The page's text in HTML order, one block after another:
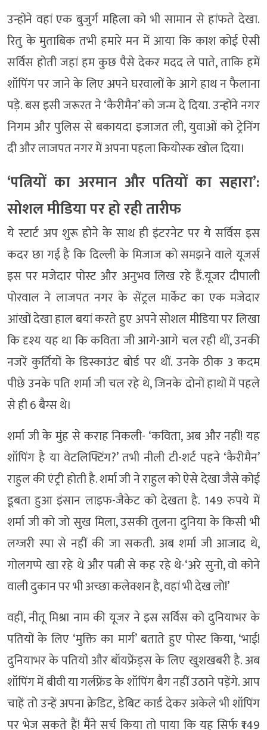
उन्होंने वहां एक बुजुर्ग महिला को भी सामान से हांफते देखा.
रितु के मुताबिक तभी हमारे मन में आया कि काश कोई ऐसी
सर्विस होती जहां हम कुछ पैसे देकर मदद ले पाते, ताकि हमें
शॉपिंग पर जाने के लिए अपने घरवालों के आगे हाथ न फैलाना
पड़े. बस इसी जरूरत ने ‘कैरीमैन’ को जन्म दे दिया. उन्होंने नगर
निगम और पुलिस से बकायदा इजाजत ली, युवाओं को ट्रेनिंग
दी और लाजपत नगर में अपना पहला कियोस्क खोल दिया।
‘पत्नियों का अरमान और पतियों का सहारा’:
सोशल मीडिया पर हो रही तारीफ
ये स्टार्ट अप शुरू होने के साथ ही इंटरनेट पर ये सर्विस इस
कदर छा गई है कि दिल्ली के मिजाज को समझने वाले यूजर्स
इस पर मजेदार पोस्ट और अनुभव लिख रहे हैं.यूजर दीपाली
पोरवाल ने लाजपत नगर के सेंट्रल मार्केट का एक मजेदार
आंखों देखा हाल बयां करते हुए अपने सोशल मीडिया पर लिखा
कि दृश्य यह था कि कविता जी आगे-आगे चल रही थीं, उनकी
नजरें कुर्तियों के डिस्काउंट बोर्ड पर थीं. उनके ठीक 3 कदम
पीछे उनके पति शर्मा जी चल रहे थे, जिनके दोनों हाथों में पहले
से ही 6 बैग्स थे।
शर्मा जी के मुंह से कराह निकली- ‘कविता, अब और नहीं! यह
शॉपिंग है या वेटलिफ्टिंग?’ तभी नीली टी-शर्ट पहने ‘कैरीमैन’
राहुल की एंट्री होती है. शर्मा जी ने राहुल को ऐसे देखा जैसे कोई
डूबता हुआ इंसान लाइफ-जैकेट को देखता है. 149 रुपये में
शर्मा जी को जो सुख मिला, उसकी तुलना दुनिया के किसी भी
लग्जरी स्पा से नहीं की जा सकती. अब शर्मा जी आजाद थे,
गोलगप्पे खा रहे थे और पत्नी से कह रहे थे-‘अरे सुनो, वो कोने
वाली दुकान पर भी अच्छा कलेक्शन है, वहां भी देख लो!’
वहीं, नीतू मिश्रा नाम की यूजर ने इस सर्विस को दुनियाभर के
पतियों के लिए ‘मुक्ति का मार्ग’ बताते हुए पोस्ट किया, ‘भाई!
दुनियाभर के पतियों और बॉयफ्रेंड्स के लिए खुशखबरी है. अब
शॉपिंग में बीवी या गर्लफ्रेंड के शॉपिंग बैग नहीं उठाने पड़ेंगे. आप
चाहें तो उन्हें अपना क्रेडिट, डेबिट कार्ड देकर अकेले भी शॉपिंग
पर भेज सकते हैं! मैंने सर्च किया तो पाया कि यह सिर्फ ₹149